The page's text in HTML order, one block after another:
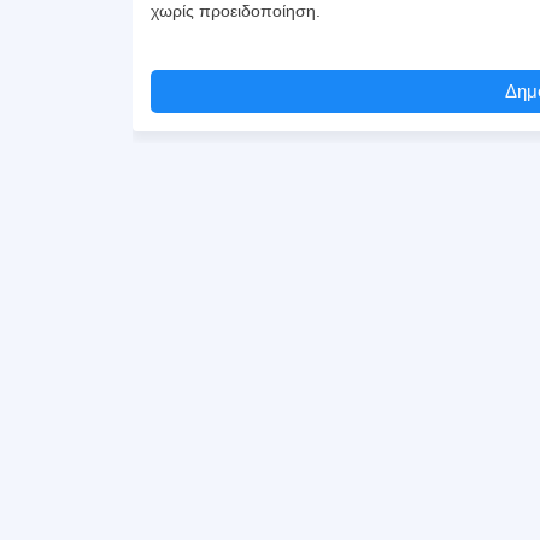
χωρίς προειδοποίηση.